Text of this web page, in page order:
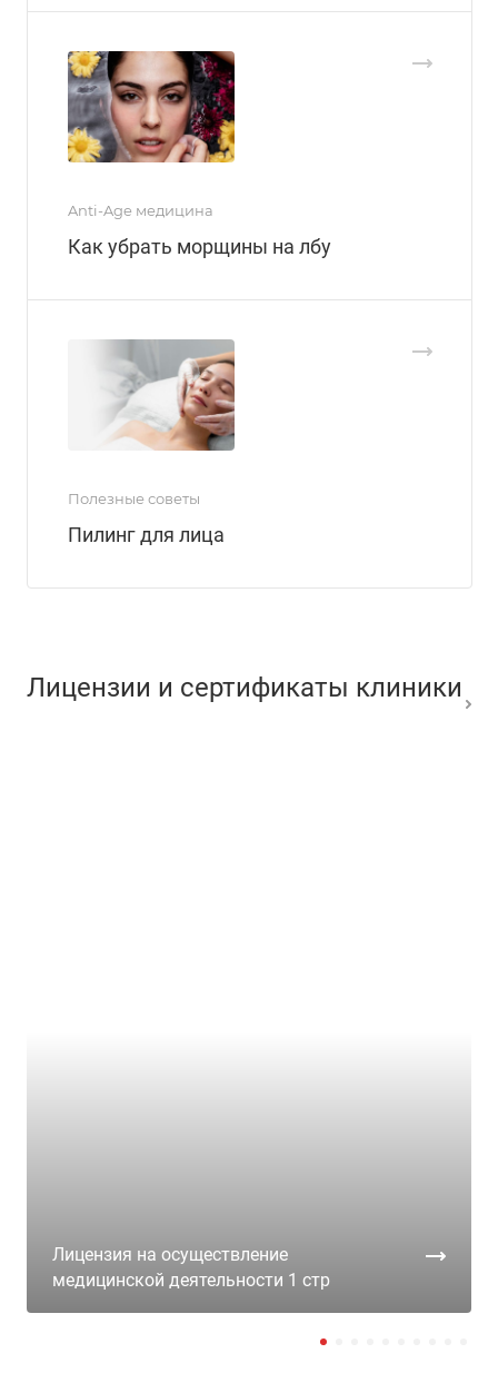
Anti-Age медицина
Как убрать морщины на лбу
Полезные советы
Пилинг для лица
Лицензии и сертификаты клиники
Лицензия на осуществление
медицинской деятельности 1 стр